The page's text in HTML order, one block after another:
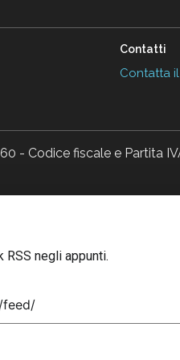
Contatti
Contatta
- Codice fiscale e Partita
negli appunti.